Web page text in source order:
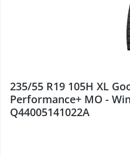
235/55 R19 105H XL
Performance+ MO -
Q44005141022A